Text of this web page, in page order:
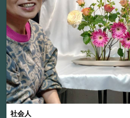
社会人